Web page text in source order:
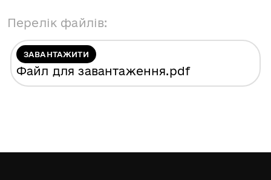
Перелік файлів:
ЗАВАНТАЖИТИ
Файл для завантаження.pdf